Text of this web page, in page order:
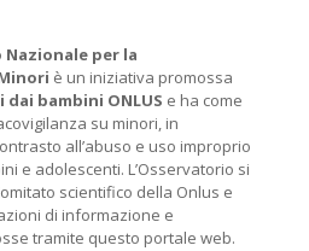
per la
è un iniziativa promossa
dai bambini ONLUS e ha come
su minori, in
all’abuso e uso improprio
e adolescenti. L’Osservatorio si
scientifico della Onlus e
di informazione e
tramite questo portale web.